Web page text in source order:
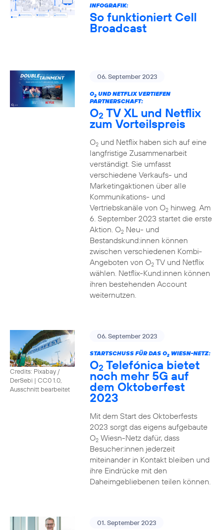
INFOGRAFIK:
So funktioniert Cell
Broadcast
06. September 2023
O2UND NETFLIX VERTIEFEN
PARTNERSCHAFT:
O2 TV XL und Netflix
zum Vorteilspreis
O2und Netflix haben sich auf eine
langfristige Zusammenarbeit
verständigt. Sie umfasst
verschiedene Verkaufs- und
Marketingaktionen über alle
Kommunikations- und
Vertriebskanäle von O2hinweg. Am
6. September 2023 startet die erste
Aktion. O2Neu- und
Bestandskund:innen können
zwischen verschiedenen Kombi-
Angeboten von O2TV und Netflix
wählen. Netflix-Kund:innen können
ihren bestehenden Account
weiternutzen.
Credits: Pixabay /
DerSebi | CC0 1.0,
Ausschnitt bearbeitet
06. September 2023
STARTSCHUSS FÜR DAS O2WIESN-NETZ:
O2 Telefónica bietet
noch mehr 5G auf
dem Oktoberfest
2023
Mit dem Start des Oktoberfests
2023 sorgt das eigens aufgebaute
O2Wiesn-Netz dafür, dass
Besucher:innen jederzeit
miteinander in Kontakt bleiben und
ihre Eindrücke mit den
Daheimgebliebenen teilen können.
01. September 2023